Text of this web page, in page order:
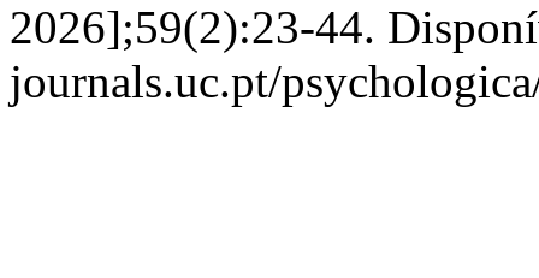
2026];59(2):23-44.
journals.uc.pt/